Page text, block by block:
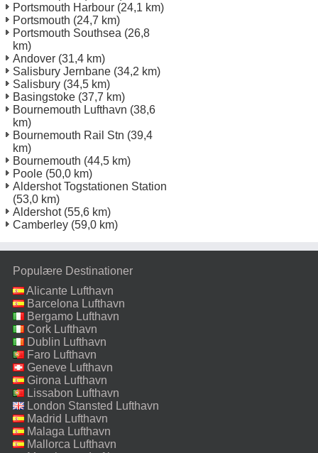
Portsmouth Harbour (24,1 km)
Portsmouth (24,7 km)
Portsmouth Southsea (26,8
km)
Andover (31,4 km)
Salisbury Jernbane (34,2 km)
Salisbury (34,5 km)
Basingstoke (37,7 km)
Bournemouth Lufthavn (38,6
km)
Bournemouth Rail Stn (39,4
km)
Bournemouth (44,5 km)
Poole (50,0 km)
Aldershot Togstationen Station
(53,0 km)
Aldershot(55,6 km)
Camberley (59,0 km)
Populære Destinationer
Alicante Lufthavn
Barcelona Lufthavn
Bergamo Lufthavn
Cork Lufthavn
Dublin Lufthavn
Faro Lufthavn
Geneve Lufthavn
Girona Lufthavn
Lissabon Lufthavn
London Stansted Lufthavn
Madrid Lufthavn
Malaga Lufthavn
Mallorca Lufthavn